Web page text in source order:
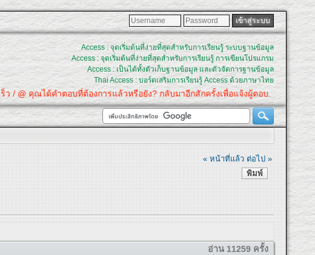
Access : จุดเริ่มต้นที่ง่ายที่สุดสำหรับการเรียนรู้ ระบบฐานข้อมูล
Access : จุดเริ่มต้นที่ง่ายที่สุดสำหรับการเรียนรู้ การเขียนโปรแกรม
Access : เป็นได้ทั้งตัวเก็บฐานข้อมูล และตัวจัดการฐานข้อมูล
Thai Access : บอร์ดเสริมการเรียนรู้ Access ด้วยภาษาไทย
คุณได้คำตอบที่ต้องการแล้วหรือยัง? กลับมาอีกสักครั้งเพื่อแจ้งผู้ตอบ.
« หน้าที่แล้ว ต่อไป »
พิมพ์
อ่าน 11259 ครั้ง